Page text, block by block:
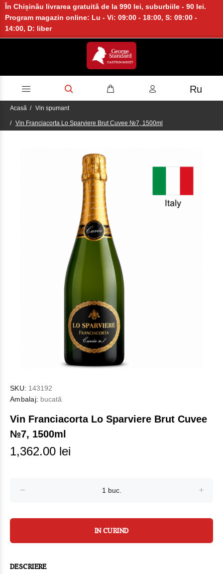
În Chișinău livrarea gratuită de la 990 lei, suburbiile - 90 lei.
Program magazin online: Lu - Vi: 09:00 - 18:00, S: 09:00 -
14:00, D: liber
Ru
Acasă Vin spumant
Vin Franciacorta Lo Sparviere Brut Cuvee №7, 1500ml
SKU: 143192
Ambalaj: bucată
Vin Franciacorta Lo Sparviere Brut Cuvee
№7, 1500ml
1,362.00 lei
IN CURIND
DESCRIERE